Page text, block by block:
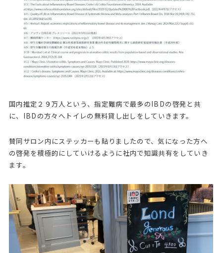
国内推定２９万人という、指定難病で最多のIBDの啓発と共
に、IBDの方々へトイレの無料貸し出しをしていきます。
賛同サロン内にステッカーも貼りましたので、気になった方へ
の啓発を積極的にしていけるように社内で知識共有をしていき
ます。